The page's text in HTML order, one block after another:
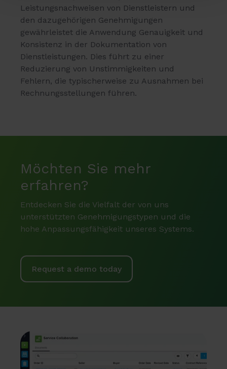
Leistungsnachweisen von Dienstleistern und
den dazugehörigen Genehmigungen
gewährleistet die Anwendung Genauigkeit und
Konsistenz in der Dokumentation von
Dienstleistungen. Dies führt zu einer
Reduzierung von Unstimmigkeiten und
Fehlern, die typischerweise zu Ausnahmen bei
Rechnungsstellungen führen.
Möchten Sie mehr
erfahren?
Entdecken Sie die Vielfalt der von uns
unterstützten Genehmigungstypen und die
hohe Anpassungsfähigkeit unseres Systems.
Request a demo today